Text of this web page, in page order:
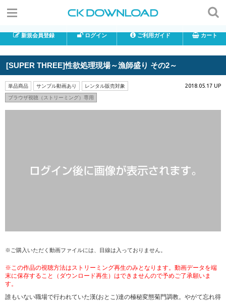
新規会員登録 ログイン ご利用ガイド カート
[SUPER THREE]性欲処理現場～漁師盛り その2～
単品商品 サンプル動画あり レンタル販売対象
ブラウザ視聴（ストリーミング）専用
2018.05.17 UP
※ご購入いただく動画ファイルには、目線は入っておりません。
※この作品の視聴方法はストリーミング再生のみとなります。動画データを端
末に保存すること（ダウンロード再生）はできませんので予めご了承願いま
す。
誰もいない職場で行われていた漢(おとこ)達の極秘変態菊門調教。やがて忘れ得